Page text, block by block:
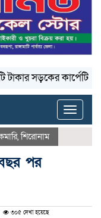
সড়কের কার্পেটিং উঠে
Toggle
,শিরোনাম
পর
৩০৫ দেখা হয়েছে